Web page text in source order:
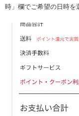
時」欄でご希望の日時を